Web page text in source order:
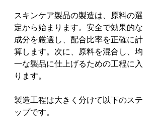
スキンケア製品の製造は、原料の選
定から始まります。安全で効果的な
成分を厳選し、配合比率を正確に計
算します。次に、原料を混合し、均
一な製品に仕上げるための工程に入
ります。
製造工程は大きく分けて以下のステ
ップです。